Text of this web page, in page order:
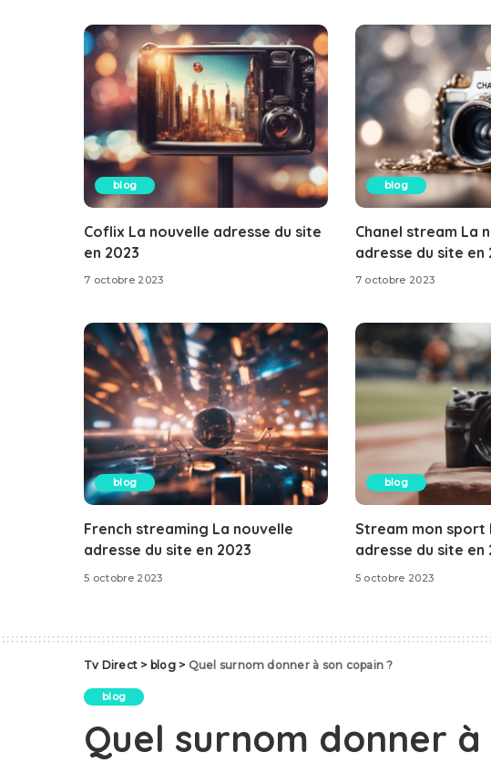
blog
Coflix La nouvelle adresse du site
en 2023
7 octobre 2023
blog
Chanel stream La
adresse du site en
7 octobre 2023
blog
French streaming La nouvelle
adresse du site en 2023
5 octobre 2023
blog
Stream mon sport
adresse du site en
5 octobre 2023
Tv Direct > blog> Quel surnom donner à son copain ?
blog
Quel surnom donner à